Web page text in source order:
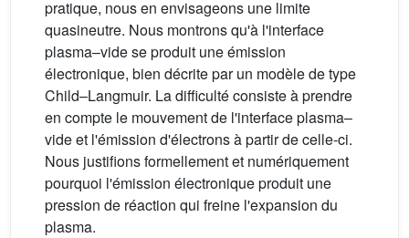
pratique, nous en envisageons une limite
quasineutre. Nous montrons qu'à l'interface
plasma–vide se produit une émission
électronique, bien décrite par un modèle de type
Child–Langmuir. La difficulté consiste à prendre
en compte le mouvement de l'interface plasma–
vide et l'émission d'électrons à partir de celle-ci.
Nous justifions formellement et numériquement
pourquoi l'émission électronique produit une
pression de réaction qui freine l'expansion du
plasma.